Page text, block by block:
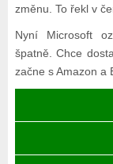
změnu. To řekl v
Nyní Microsoft
špatně. Chce
začne s Amazon a